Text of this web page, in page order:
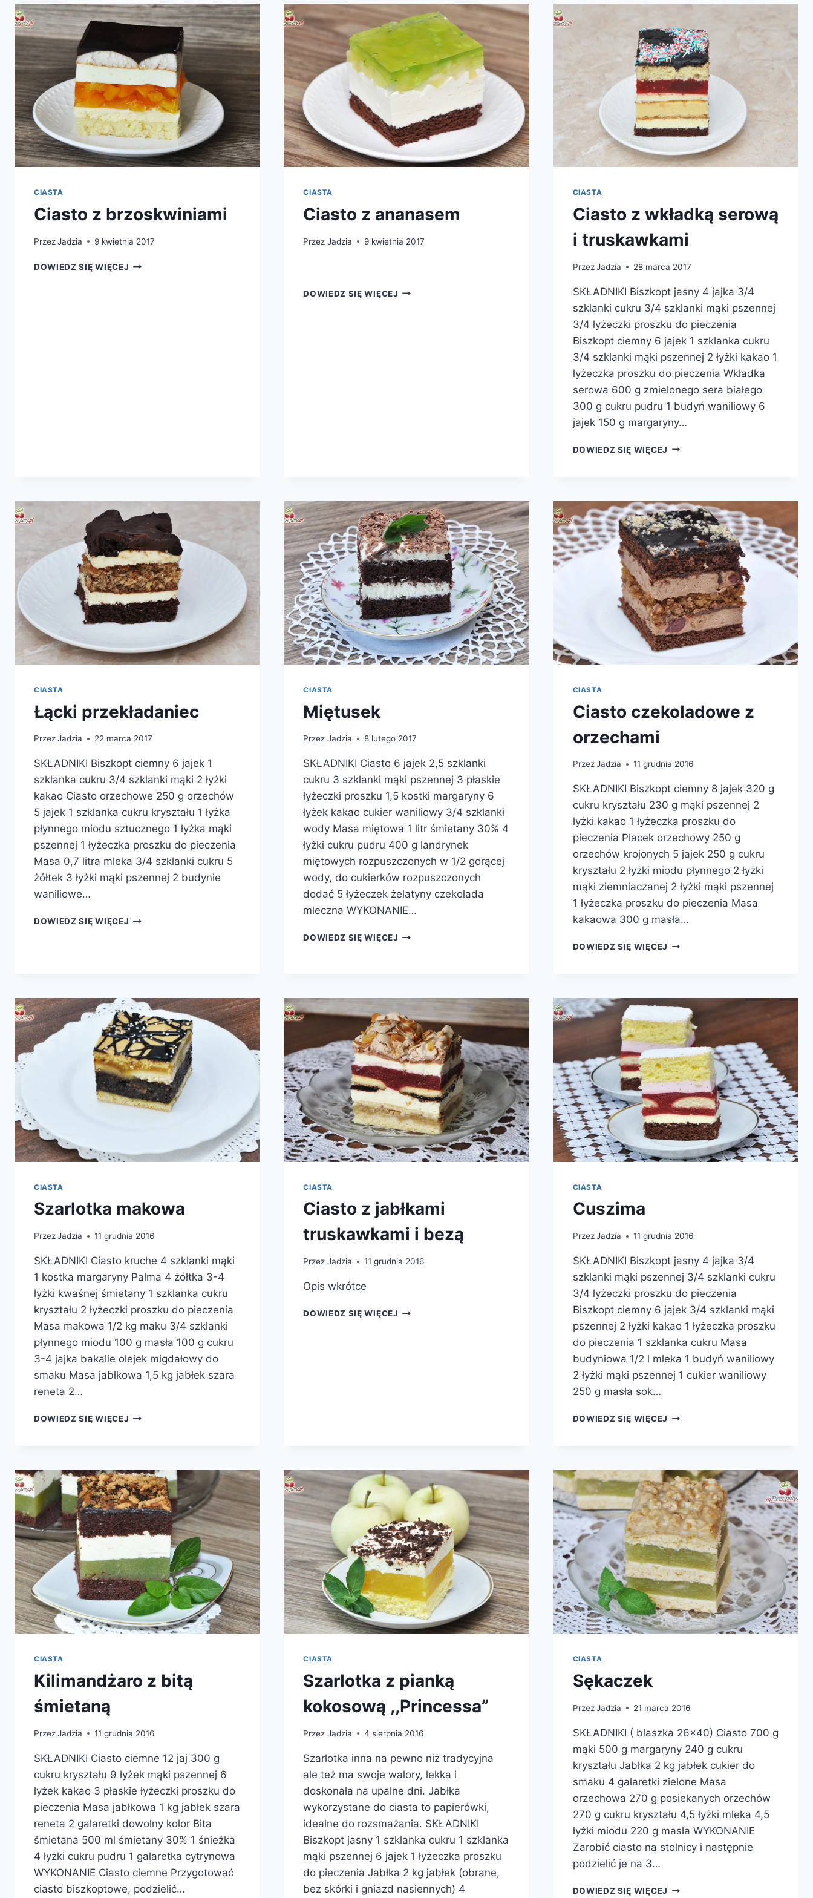
CIASTA
Ciasto z brzoskwiniami
PrzezJadzia 9 kwietnia 2017
DOWIEDZ SIĘ WIĘCEJ CIASTO
CIASTA
Ciasto z ananasem
Przez Jadzia 9 kwietnia 2017
DOWIEDZ SIĘ WIĘCEJ CIASTO
CIASTA
Ciasto z wkładką serową
i truskawkami
Przez Jadzia 28 marca 2017
SKŁADNIKI Biszkopt jasny 4 jajka 3/4
szklanki cukru 3/4 szklanki mąki pszennej
3/4 łyżeczki proszku do pieczenia
Biszkopt ciemny 6 jajek 1 szklanka cukru
3/4 szklanki mąki pszennej 2 łyżki kakao 1
łyżeczka proszku do pieczenia Wkładka
serowa 600 g zmielonego sera białego
300 g cukru pudru 1 budyń waniliowy 6
jajek 150 g margaryny…
DOWIEDZ SIĘ WIĘCEJ CIASTO
TRUSKAWKAMI
CIASTA
Łącki przekładaniec
PrzezJadzia 22 marca 2017
SKŁADNIKI Biszkopt ciemny 6 jajek 1
szklanka cukru 3/4 szklanki mąki 2 łyżki
kakao Ciasto orzechowe 250 g orzechów
5 jajek 1 szklanka cukru kryształu 1 łyżka
płynnego miodu sztucznego 1 łyżka mąki
pszennej 1 łyżeczka proszku do pieczenia
Masa 0,7 litra mleka 3/4 szklanki cukru 5
żółtek 3 łyżki mąki pszennej 2 budynie
waniliowe…
DOWIEDZ SIĘ WIĘCEJ ŁĄCKI
CIASTA
Miętusek
Przez Jadzia 8 lutego 2017
SKŁADNIKI Ciasto 6 jajek 2,5 szklanki
cukru 3 szklanki mąki pszennej 3 płaskie
łyżeczki proszku 1,5 kostki margaryny 6
łyżek kakao cukier waniliowy 3/4 szklanki
wody Masa miętowa 1 litr śmietany 30% 4
łyżki cukru pudru 400 g landrynek
miętowych rozpuszczonych w 1/2 gorącej
wody, do cukierków rozpuszczonych
dodać 5 łyżeczek żelatyny czekolada
mleczna WYKONANIE…
DOWIEDZ SIĘ WIĘCEJ MIĘTUSEK
CIASTA
Ciasto czekoladowe z
orzechami
Przez Jadzia 11 grudnia 2016
SKŁADNIKI Biszkopt ciemny 8 jajek 320 g
cukru kryształu 230 g mąki pszennej 2
łyżki kakao 1 łyżeczka proszku do
pieczenia Placek orzechowy 250 g
orzechów krojonych 5 jajek 250 g cukru
kryształu 2 łyżki miodu płynnego 2 łyżki
mąki ziemniaczanej 2 łyżki mąki pszennej
1 łyżeczka proszku do pieczenia Masa
kakaowa 300 g masła…
DOWIEDZ SIĘ WIĘCEJ CIASTO
CIASTA
Szarlotka makowa
PrzezJadzia 11 grudnia 2016
SKŁADNIKI Ciasto kruche 4 szklanki mąki
1 kostka margaryny Palma 4 żółtka 3-4
łyżki kwaśnej śmietany 1 szklanka cukru
kryształu 2 łyżeczki proszku do pieczenia
Masa makowa 1/2 kg maku 3/4 szklanki
płynnego miodu 100 g masła 100 g cukru
3-4 jajka bakalie olejek migdałowy do
smaku Masa jabłkowa 1,5 kg jabłek szara
reneta 2…
DOWIEDZ SIĘ WIĘCEJ SZARLOTKA
CIASTA
Ciasto z jabłkami
truskawkami i bezą
Przez Jadzia 11 grudnia 2016
Opis wkrótce
DOWIEDZ SIĘ WIĘCEJ CIASTO
CIASTA
Cuszima
Przez Jadzia 11 grudnia 2016
SKŁADNIKI Biszkopt jasny 4 jajka 3/4
szklanki mąki pszennej 3/4 szklanki cukru
3/4 łyżeczki proszku do pieczenia
Biszkopt ciemny 6 jajek 3/4 szklanki mąki
pszennej 2 łyżki kakao 1 łyżeczka proszku
do pieczenia 1 szklanka cukru Masa
budyniowa 1/2 l mleka 1 budyń waniliowy
2 łyżki mąki pszennej 1 cukier waniliowy
250 g masła sok…
DOWIEDZ SIĘ WIĘCEJ CUSZIMA
CIASTA
Kilimandżaro z bitą
śmietaną
PrzezJadzia 11 grudnia 2016
SKŁADNIKI Ciasto ciemne 12 jaj 300 g
cukru kryształu 9 łyżek mąki pszennej 6
łyżek kakao 3 płaskie łyżeczki proszku do
pieczenia Masa jabłkowa 1 kg jabłek szara
reneta 2 galaretki dowolny kolor Bita
śmietana 500 ml śmietany 30% 1 śnieżka
4 łyżki cukru pudru 1 galaretka cytrynowa
WYKONANIE Ciasto ciemne Przygotować
ciasto biszkoptowe, podzielić…
CIASTA
Szarlotka z pianką
kokosową ,,Princessa”
Przez Jadzia 4 sierpnia 2016
Szarlotka inna na pewno niż tradycyjna
ale też ma swoje walory, lekka i
doskonała na upalne dni. Jabłka
wykorzystane do ciasta to papierówki,
idealne do rozsmażania. SKŁADNIKI
Biszkopt jasny 1 szklanka cukru 1 szklanka
mąki pszennej 6 jajek 1 łyżeczka proszku
do pieczenia Jabłka 2 kg jabłek (obrane,
bez skórki i gniazd nasiennych) 4
CIASTA
Sękaczek
Przez Jadzia 21 marca 2016
SKŁADNIKI ( blaszka 26×40) Ciasto 700 g
mąki 500 g margaryny 240 g cukru
kryształu Jabłka 2 kg jabłek cukier do
smaku 4 galaretki zielone Masa
orzechowa 270 g posiekanych orzechów
270 g cukru kryształu 4,5 łyżki mleka 4,5
łyżki miodu 220 g masła WYKONANIE
Zarobić ciasto na stolnicy i następnie
podzielić je na 3…
DOWIEDZ SIĘ WIĘCEJ SĘKACZEK